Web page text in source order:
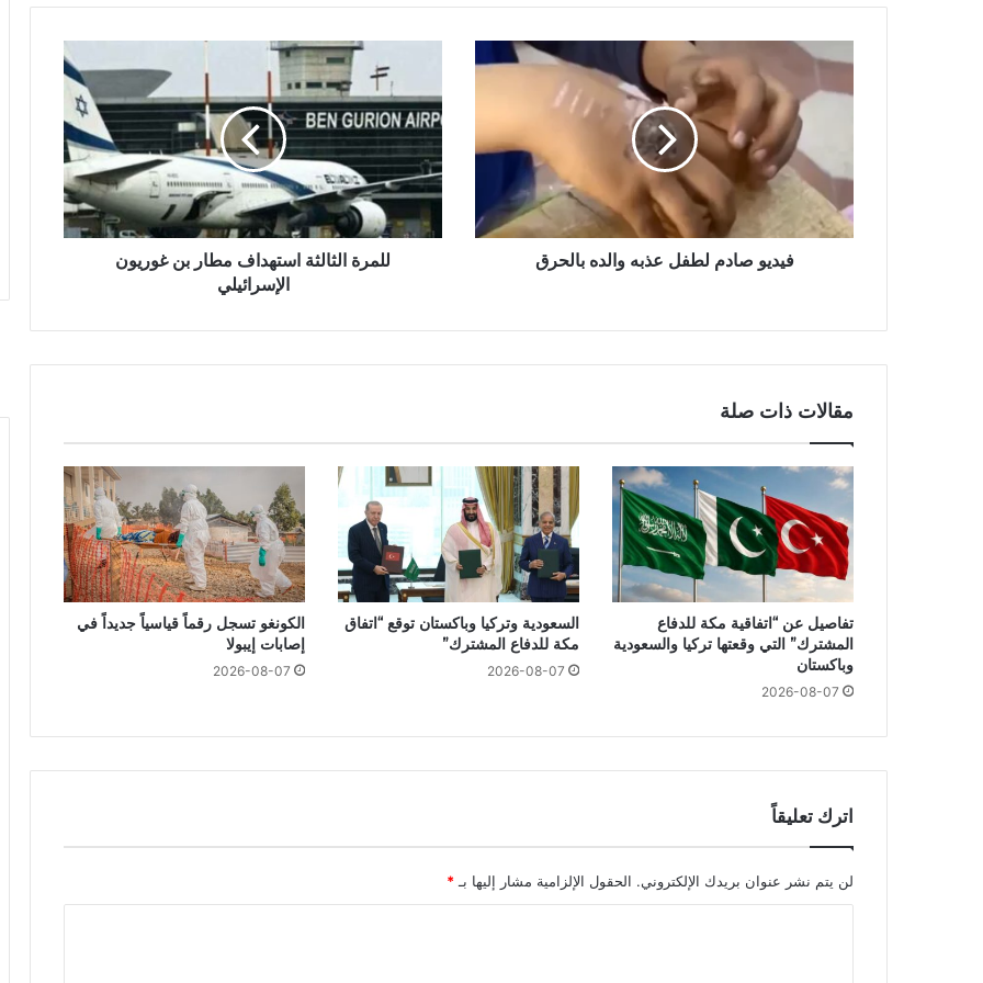
فيديو صادم لطفل عذبه والده بالحرق
للمرة الثالثة استهداف مطار بن غوريون
الإسرائيلي
مقالات ذات صلة
تفاصيل عن “اتفاقية مكة للدفاع
المشترك” التي وقعتها تركيا والسعودية
وباكستان
2026-08-07
السعودية وتركيا وباكستان توقع “اتفاق
مكة للدفاع المشترك”
2026-08-07
الكونغو تسجل رقماً قياسياً جديداً في
إصابات إيبولا
2026-08-07
اترك تعليقاً
لن يتم نشر عنوان بريدك الإلكتروني. الحقول الإلزامية مشار إليها بـ *